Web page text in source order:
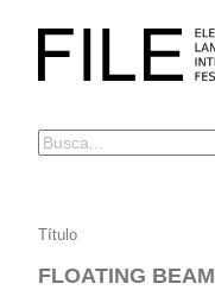
FILE
FESTIVAL
FLOATING
BEAM
Título
FLOATING BEAM